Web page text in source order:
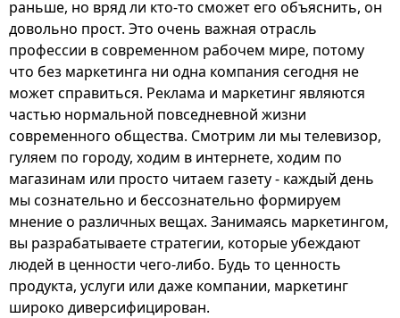
раньше, но вряд ли кто-то сможет его объяснить, он
довольно прост. Это очень важная отрасль
профессии в современном рабочем мире, потому
что без маркетинга ни одна компания сегодня не
может справиться. Реклама и маркетинг являются
частью нормальной повседневной жизни
современного общества. Смотрим ли мы телевизор,
гуляем по городу, ходим в интернете, ходим по
магазинам или просто читаем газету - каждый день
мы сознательно и бессознательно формируем
мнение о различных вещах. Занимаясь маркетингом,
вы разрабатываете стратегии, которые убеждают
людей в ценности чего-либо. Будь то ценность
продукта, услуги или даже компании, маркетинг
широко диверсифицирован.